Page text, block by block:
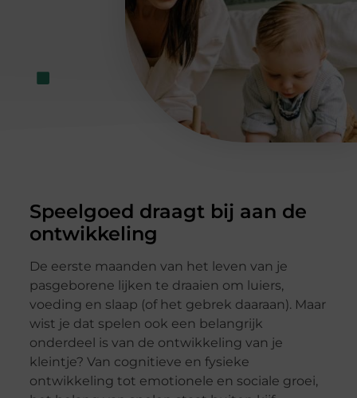
Speelgoed draagt bij aan de
ontwikkeling
De eerste maanden van het leven van je
pasgeborene lijken te draaien om luiers,
voeding en slaap (of het gebrek daaraan). Maar
wist je dat spelen ook een belangrijk
onderdeel is van de ontwikkeling van je
kleintje? Van cognitieve en fysieke
ontwikkeling tot emotionele en sociale groei,